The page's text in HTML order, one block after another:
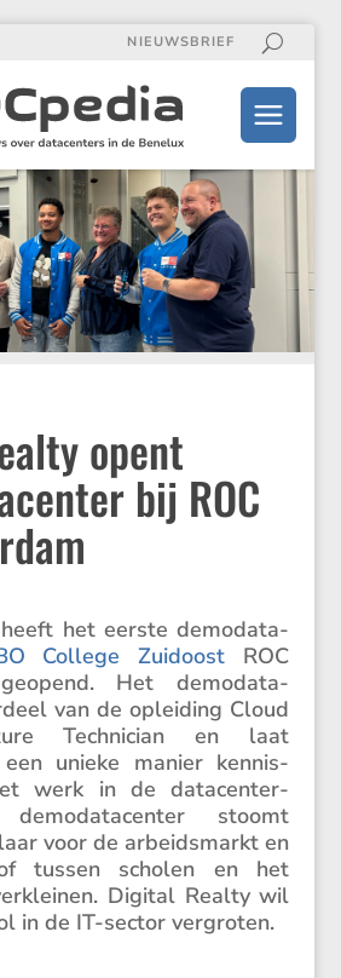
NIEUWSBRIEF
opent
bij ROC
het eerste demoda­ta­
College Zuidoost ROC
Het demoda­ta­
van de oplei­ding Cloud
Techni­cian en laat
unieke manier kennis­
werk in de datacen­ter­
stoomt
voor de arbeids­markt en
tussen scholen en het
Digital Realty wil
in de IT-sector vergroten.